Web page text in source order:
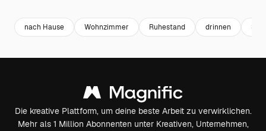
nach Hause Wohnzimmer Ruhestand drinnen
Die kreative Plattform, um deine beste Arbeit zu verwirklichen.
Mehr als 1 Million Abonnenten unter Kreativen, Unternehmen,